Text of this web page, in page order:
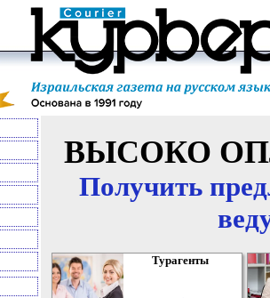
ВЫСОКО
Получить
Турагенты